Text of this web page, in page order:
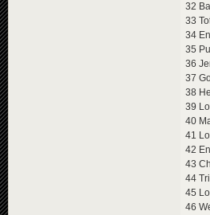
32
33
34
35
36
37
38
39
40
41
42
43
44
45
46